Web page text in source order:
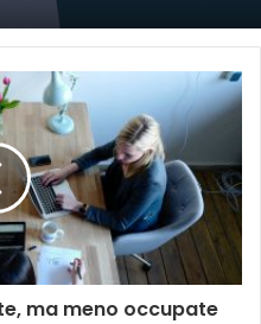
ma meno occupate